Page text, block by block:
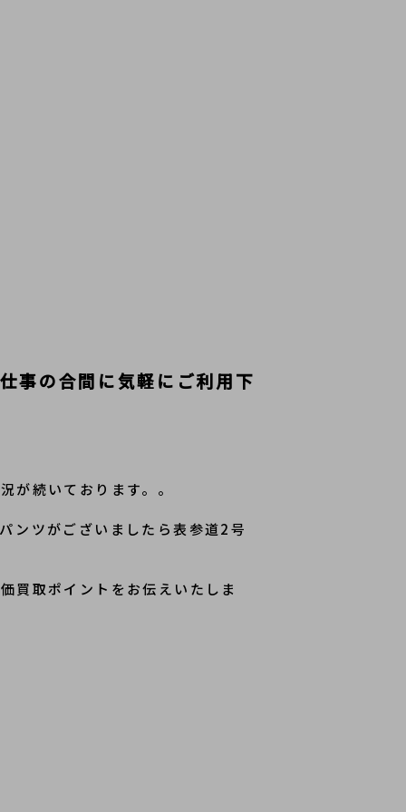
事の合間に気軽にご利用下
が続いております。。
ンツがございましたら表参道2号
買取ポイントをお伝えいたしま